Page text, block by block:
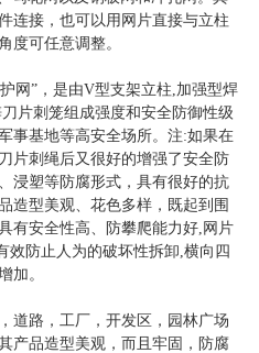
连接，也可以用网片直接与立柱
度可任意调整。
网”，是由V型支架立柱,加强型焊
片刺笼组成强度和安全防御性级
事基地等高安全场所。注:如果在
片刺绳后又很好的增强了安全防
浸塑等防腐形式，具有很好的抗
造型美观、花色多样，既起到围
有安全性高、防攀爬能力好,网片
效防止人为的破坏性拆卸,横向四
加。
道路，工厂，开发区，园林广场
产品造型美观，而且牢固，防腐